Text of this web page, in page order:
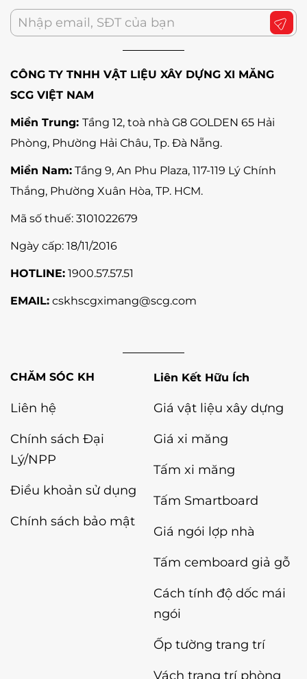
CÔNG TY TNHH VẬT LIỆU XÂY DỰNG XI MĂNG
SCG VIỆT NAM
Miền Trung: Tầng 12, toà nhà G8 GOLDEN 65 Hải
Phòng, Phường Hải Châu, Tp. Đà Nẵng.
Miền Nam: Tầng 9, An Phu Plaza, 117-119 Lý Chính
Thắng, Phường Xuân Hòa, TP. HCM.
Mã số thuế: 3101022679
Ngày cấp: 18/11/2016
HOTLINE: 1900.57.57.51
EMAIL: cskhscgximang@scg.com
Liên hệ
Chính sách Đại
Lý/NPP
Điều khoản sử dụng
Chính sách bảo mật
Liên Kết Hữu Ích
Giá vật liệu xây dựng
Giá xi măng
Tấm xi măng
Tấm Smartboard
Giá ngói lợp nhà
Tấm cemboard giả gỗ
Cách tính độ dốc mái
ngói
Ốp tường trang trí
Vách trang trí phòng